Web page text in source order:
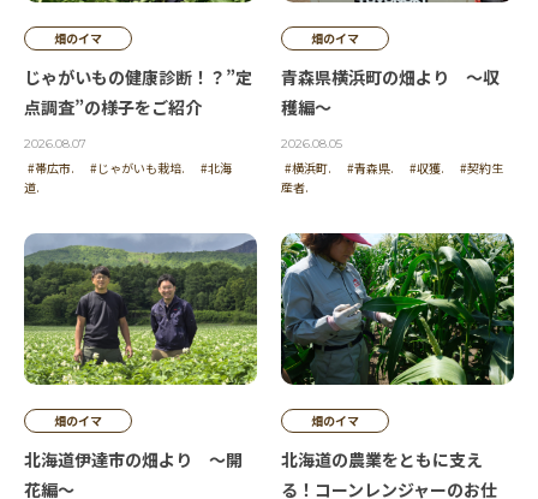
畑のイマ
じゃがいもの健康診断！？”定
点調査”の様子をご紹介
2026.08.07
#帯広市. #じゃがいも栽培.
#北海
道.
畑のイマ
青森県横浜町の畑より ～収
穫編～
2026.08.05
#横浜町. #青森県. #収獲.
#契約生
産者.
畑のイマ
北海道伊達市の畑より ～開
花編～
畑のイマ
北海道の農業をともに支え
る！コーンレンジャーのお仕